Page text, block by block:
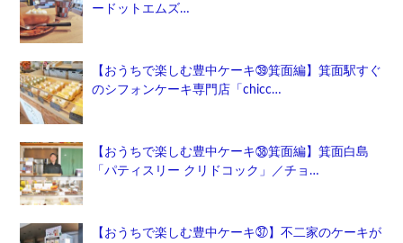
ードットエムズ…
【おうちで楽しむ豊中ケーキ㊴箕面編】箕面駅すぐ
のシフォンケーキ専門店「chicc…
【おうちで楽しむ豊中ケーキ㊳箕面編】箕面白島
「パティスリー クリドコック」／チョ…
【おうちで楽しむ豊中ケーキ㊲】不二家のケーキが